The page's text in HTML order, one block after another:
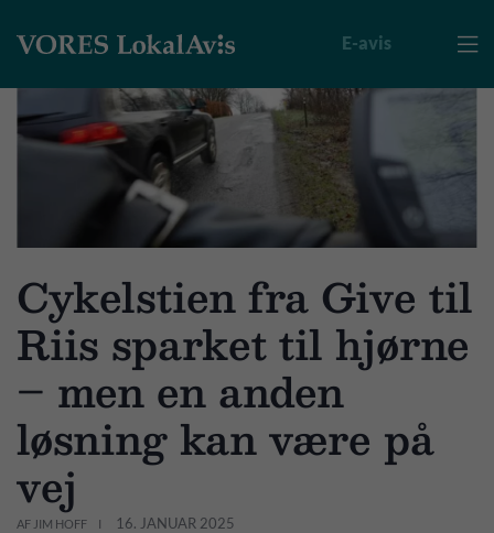

E-avis
Cykelstien fra Give til
Riis sparket til hjørne
– men en anden
løsning kan være på
vej
AF JIM HOFF 16. JANUAR 2025